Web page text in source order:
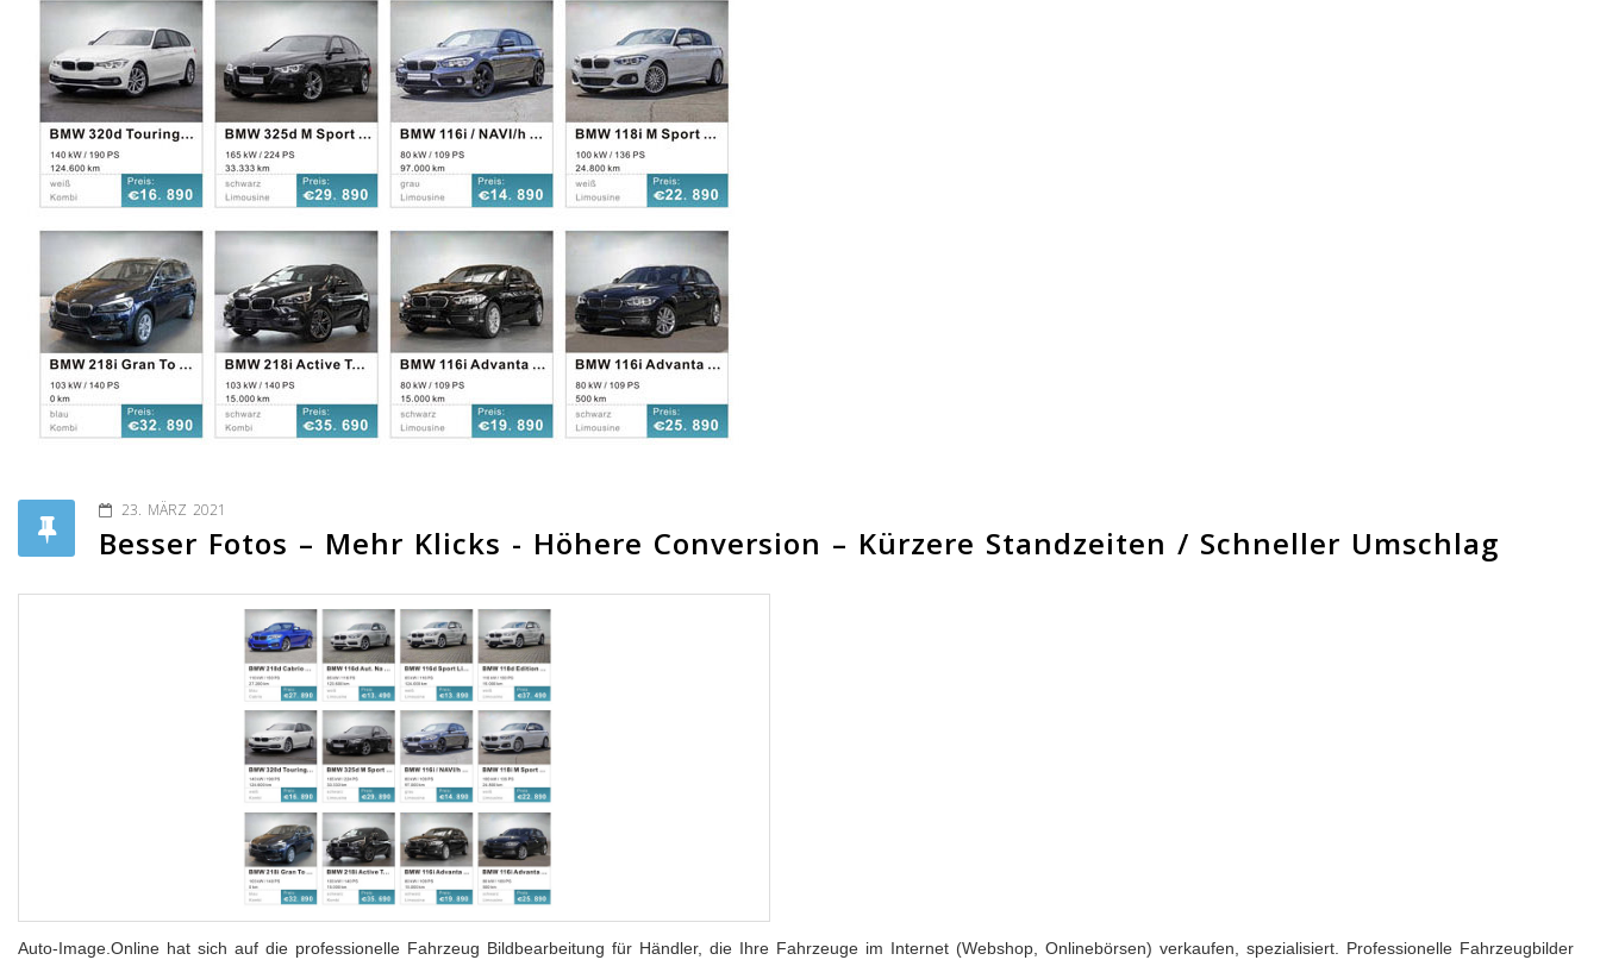
23. MÄRZ 2021
Besser Fotos – Mehr Klicks - Höhere Conversion – Kürzere Standzeiten / Schneller Umschlag
Auto-Image.Online hat sich auf die professionelle Fahrzeug Bildbearbeitung für Händler, die Ihre Fahrzeuge im Internet (Webshop, Onlinebörsen) verkaufen, spezialisiert. Professionelle Fahrzeugbilder